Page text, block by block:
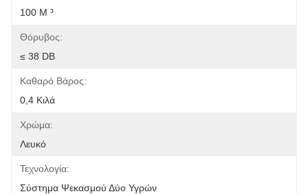
100 Μ ³
Θόρυβος:
≤ 38 DB
Καθαρό Βάρος:
0,4 Κιλά
Χρώμα:
Λευκό
Τεχνολογία:
Σύστημα Ψεκασμού Δύο Υγρών